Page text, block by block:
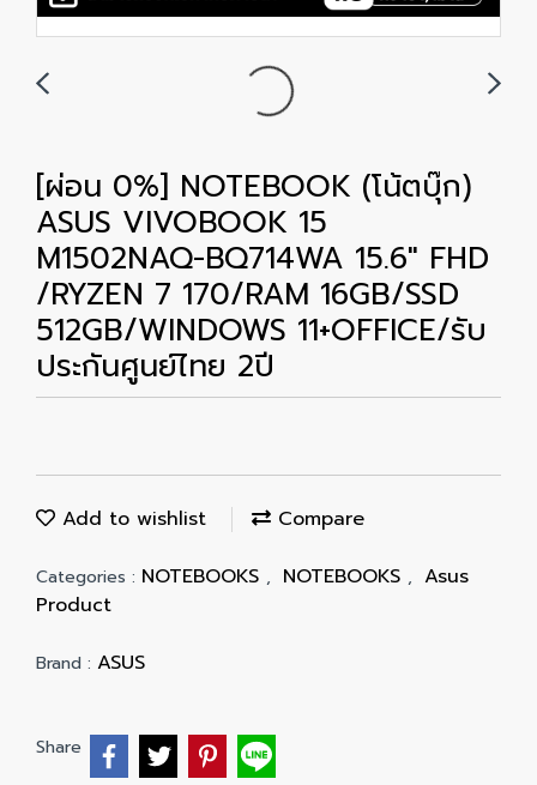
[ผ่อน 0%] NOTEBOOK (โน้ตบุ๊ก)
ASUS VIVOBOOK 15
M1502NAQ-BQ714WA 15.6" FHD
/RYZEN 7 170/RAM 16GB/SSD
512GB/WINDOWS 11+OFFICE/รับ
ประกันศูนย์ไทย 2ปี
Add to wishlist Compare
Categories : NOTEBOOKS , NOTEBOOKS , Asus
Product
Brand : ASUS
Share